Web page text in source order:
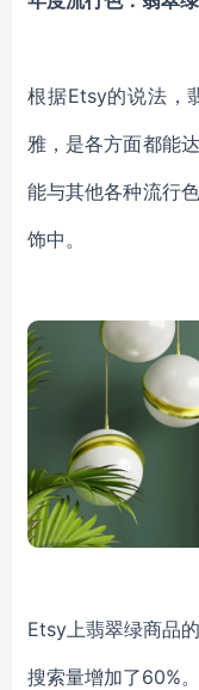
根据Etsy的说法，
雅，是各方面都能
能与其他各种流行
饰中。
Etsy上翡翠绿商品
搜索量增加了60%。